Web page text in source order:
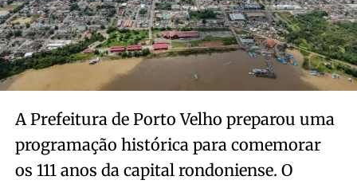
A Prefeitura de Porto Velho preparou uma
programação histórica para comemorar
os 111 anos da capital rondoniense. O